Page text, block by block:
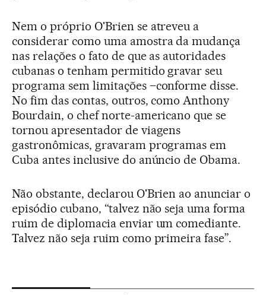
Nem o próprio O'Brien se atreveu a
considerar como uma amostra da mudança
nas relações o fato de que as autoridades
cubanas o tenham permitido gravar seu
programa sem limitações –conforme disse.
No fim das contas, outros, como Anthony
Bourdain, o chef norte-americano que se
tornou apresentador de viagens
gastronômicas, gravaram programas em
Cuba antes inclusive do anúncio de Obama.
Não obstante, declarou O'Brien ao anunciar o
episódio cubano, “talvez não seja uma forma
ruim de diplomacia enviar um comediante.
Talvez não seja ruim como primeira fase”.